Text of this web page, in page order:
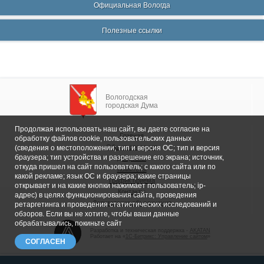
Официальная Вологда
Полезные ссылки
Вологодская
городская Дума
Главная
Общие сведения
Депутаты
Комитеты
График приема
Контакты
Депутатские объединения
1С-Битрикс: Управление сайтом
Продолжая использовать наш сайт, вы даете согласие на
обработку файлов cookie, пользовательских данных
(сведения о местоположении; тип и версия ОС; тип и версия
браузера; тип устройства и разрешение его экрана; источник,
откуда пришел на сайт пользователь; с какого сайта или по
какой рекламе; язык ОС и браузера; какие страницы
открывает и на какие кнопки нажимает пользователь; ip-
адрес) в целях функционирования сайта, проведения
ретаргетинга и проведения статистических исследований и
обзоров. Если вы не хотите, чтобы ваши данные
обрабатывались, покиньте сайт
СОГЛАСЕН